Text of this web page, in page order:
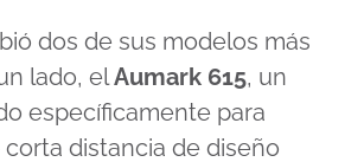
dos de sus modelos más
lado, elAumark 615, un
específicamente para
distancia de diseño